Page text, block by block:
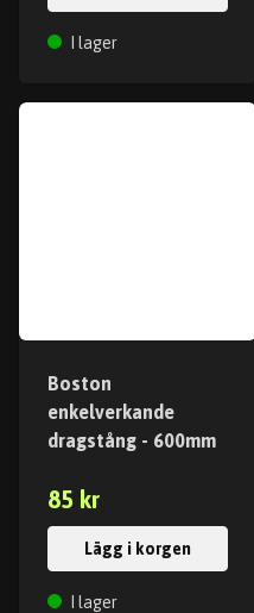
I lager
Boston
enkelverkande
dragstång - 600mm
85 kr
Lägg i korgen
I lager